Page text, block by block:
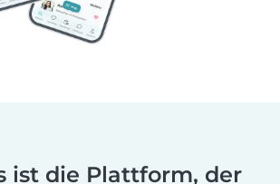
ist die Plattform, der